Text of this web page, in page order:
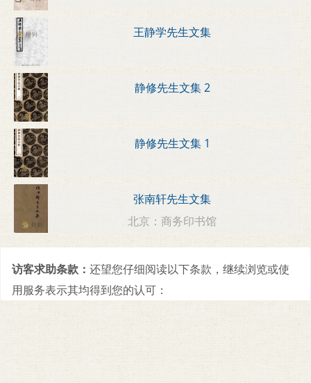
王静学先生文集
静修先生文集 2
静修先生文集 1
张南轩先生文集
北京：商务印书馆
访客求助条款： 还望您仔细阅读以下条款，继续浏览或使
用服务表示其均得到您的认可：